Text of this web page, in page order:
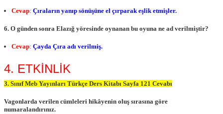
Cevap: Çıraların yanıp sönüşüne el çırparak eşlik etmişler.
6. O günden sonra Elazığ yöresinde oynanan bu oyuna ne ad verilmiştir?
Cevap: Çayda Çıra adı verilmiş.
4. ETKİNLİK
3. Sınıf Meb Yayınları Türkçe Ders Kitabı Sayfa 121 Cevabı
Vagonlarda verilen cümleleri hikâyenin oluş sırasına göre
numaralandırınız.